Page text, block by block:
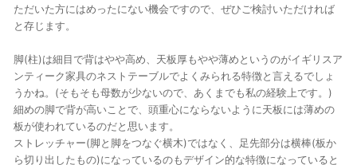
ただいた方にはめったにない機会ですので、ぜひご検討いただければ
と存じます。
脚(柱)は細目で背はやや高め、天板厚もやや薄めというのがイギリスア
ンティーク家具のネストテーブルでよくみられる特徴と言えるでしょ
うかね。(そもそも母数が少ないので、あくまでも私の経験上です。)
細めの脚で背が高いことで、頭重心にならないように天板には薄めの
板が使われているのだと思います。
ストレッチャー(脚と脚をつなぐ横木)ではなく、足先部分は横棒(板か
ら切り出したもの)になっているのもデザイン的な特徴になっていると